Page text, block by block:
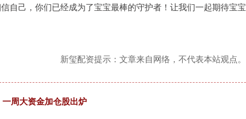
自己，你们已经成为了宝宝最棒的守护者！让我们一起期待宝宝
新玺配资提示：文章来自网络，不代表本站观点。
周大资金加仓股出炉